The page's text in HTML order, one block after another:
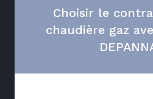
Choisir le
chaudière gaz